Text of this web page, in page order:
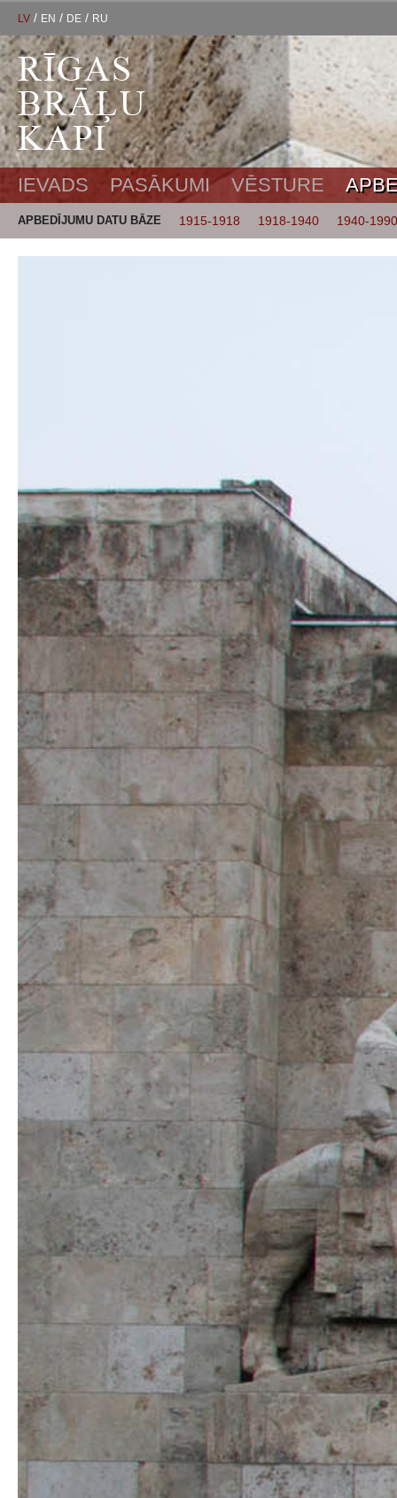
LV / EN / DE / RU
IEVADS PASĀKUMI VĒSTURE
APBEDĪJUMU DATU BĀZE 1915-1918 1918-1940 1940-1990